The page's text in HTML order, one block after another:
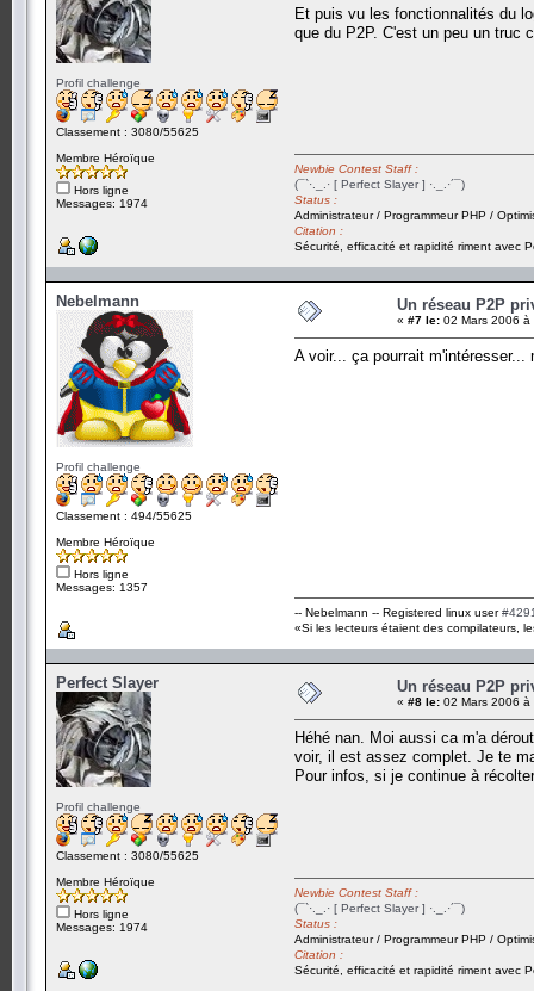
Profil challenge
Classement : 3080/55625
Membre Héroïque
Hors ligne
Messages: 1974
Et puis vu les fonctionnalités du
que du P2P. C'est un peu un truc
Newbie Contest Staff :
(¯`·._.· [ Perfect Slayer ] ·._.·´¯)
Status :
Administrateur / Programmeur PHP /
Citation :
Sécurité, efficacité et rapidité riment avec
Nebelmann
Profil challenge
Classement : 494/55625
Membre Héroïque
Hors ligne
Messages: 1357
Un réseau P2P
« #7 le: 02 Mars 2006
A voir... ça pourrait
-- Nebelmann -- Registered linux user
«Si les lecteurs étaient des compilateurs,
Perfect Slayer
Profil challenge
Classement : 3080/55625
Membre Héroïque
Hors ligne
Messages: 1974
Un réseau P2P
« #8 le: 02 Mars 2006
Héhé nan. Moi aussi ca m'a
voir, il est assez complet. Je te
Pour infos, si je continue à
Newbie Contest Staff :
(¯`·._.· [ Perfect Slayer ] ·._.·´¯)
Status :
Administrateur / Programmeur PHP /
Citation :
Sécurité, efficacité et rapidité riment avec